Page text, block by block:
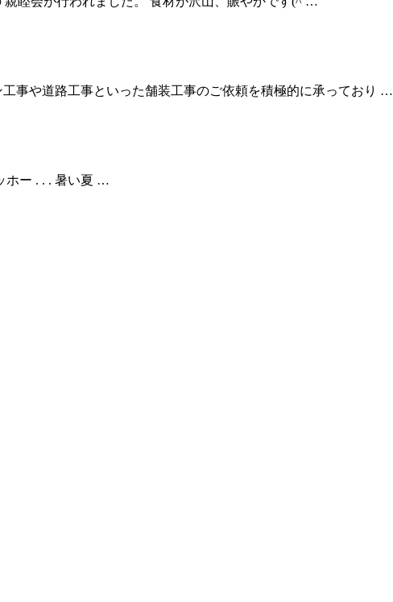
事や道路工事といった舗装工事のご依頼を積極的に承っており …
ホー . . . 暑い夏 …